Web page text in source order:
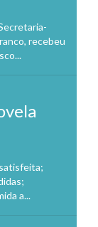
recebeu
a...